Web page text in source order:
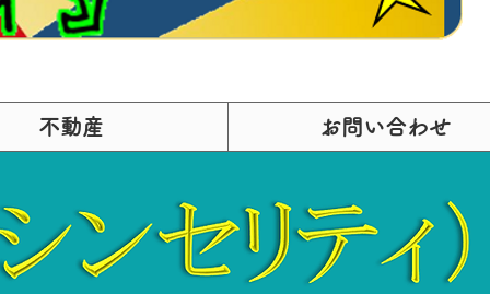
不動産 お問い合わせ